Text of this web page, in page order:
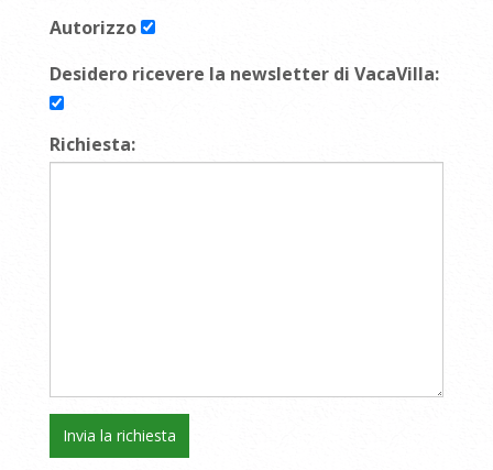
Autorizzo
Desidero ricevere la newsletter di VacaVilla:
Richiesta: